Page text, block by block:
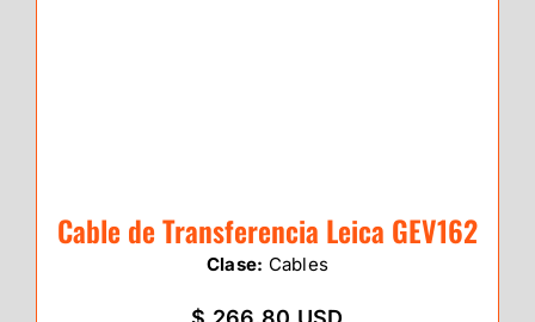
Cable de Transferencia Leica GEV162
Clase: Cables